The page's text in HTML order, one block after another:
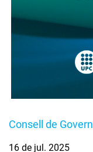
Consell de
16 de jul. 2025